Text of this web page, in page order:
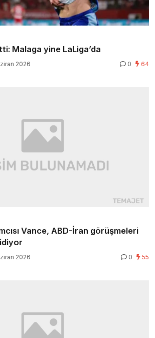
Malaga yine LaLiga’da
2026 0 64
Vance, ABD-İran görüşmeleri
2026 0 55